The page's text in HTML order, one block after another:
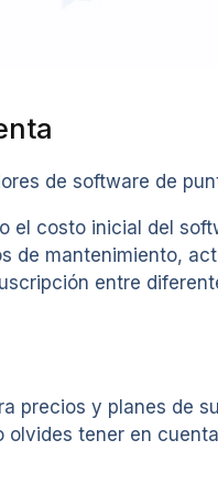
de software de
el costo inicial del
de mantenimiento,
entre
precios y planes de
tener en